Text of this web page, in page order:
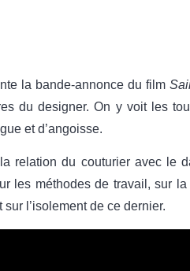
la bande-annonce du film
du designer. On y voit les
et d’angoisse.
relation du couturier avec le
les méthodes de travail, sur
l’isolement de ce dernier.